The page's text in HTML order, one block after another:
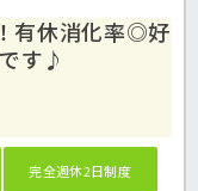
有休消化率◎好
す♪
完全週休2日制度